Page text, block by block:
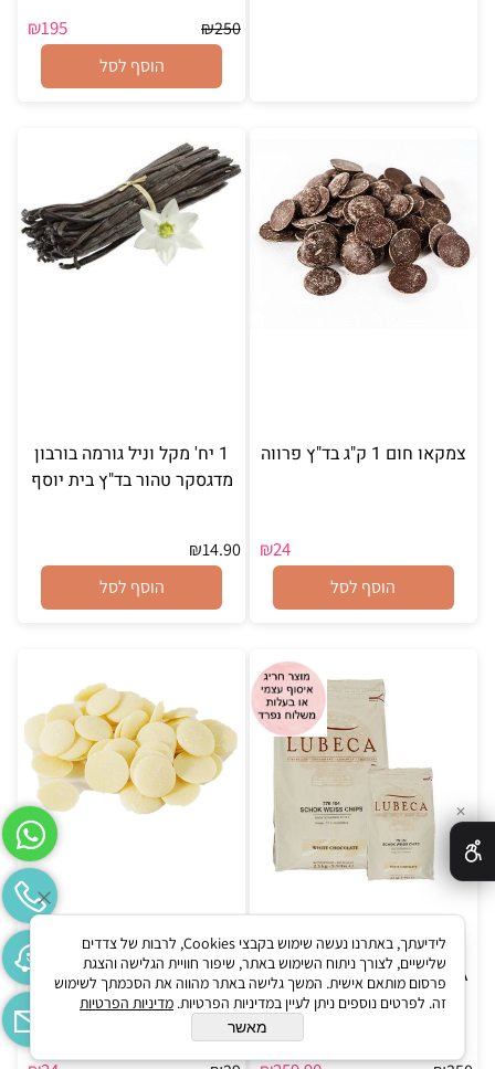
₪250
₪195
הוסף לסל
צמקאו חום 1 ק"ג בד"ץ פרווה
₪24
הוסף לסל
1 יח' מקל וניל גורמה בורבון
מדגסקר טהור בד"ץ בית יוסף
₪14.90
הוסף לסל
LUBECA לבן 5 קילו למהדרין!
צמקאו לבן 1 ק"ג כשר בד"ץ
פרווה
✕
לידיעתך, באתרנו נעשה שימוש בקבצי Cookies, לרבות של צדדים
שלישיים, לצורך ניתוח השימוש באתר, שיפור חוויית הגלישה והצגת
פרסום מותאם אישית. המשך גלישה באתר מהווה את הסכמתך לשימוש
זה. לפרטים נוספים ניתן לעיין במדיניות הפרטיות. מדיניות הפרטיות
מאשר